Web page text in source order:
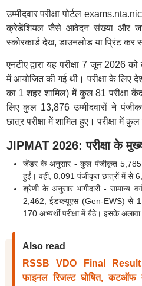
उम्मीदवार परीक्षा पोर्टल
क्रेडेंशियल जैसे आवेदन संख्या और
स्कोरकार्ड देख, डाउनलोड या प्रिंट कर
एनटीए द्वारा यह परीक्षा 7 जून 2026
में आयोजित की गई थी। परीक्षा के लिए
का 1 शहर शामिल) में कुल 81 परीक्षा
लिए कुल 13,876 उम्मीदवारों ने
छात्र परीक्षा में शामिल हुए। परीक्षा में
JIPMAT 2026: परीक्षा के
जेंडर के अनुसार - कुल पंजीकृत 5,785
हुईं। वहीं, 8,091 पंजीकृत छात्रों में से
श्रेणी के अनुसार भागीदारी -
2,462, ईडब्ल्यूएस (Gen-EWS) से
170 अभ्यर्थी परीक्षा में बैठे। इसके अलावा
Also read
RSSB VDO Final Result
फाइनल रिजल्ट घोषित, कटऑफ